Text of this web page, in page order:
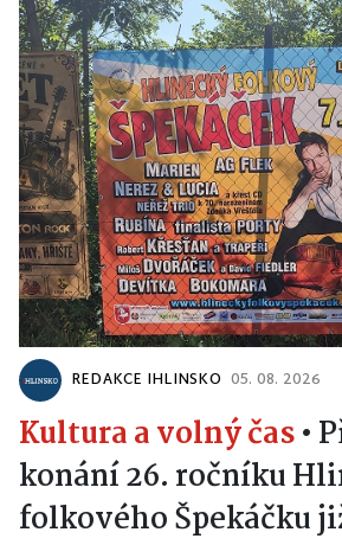
REDAKCE IHLINSKO 05. 08. 2026
Kultura a volný čas•
konání 26. ročníku
folkového Špekáčku